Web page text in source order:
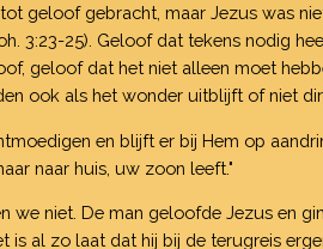
geloof gebracht, maar Jezus was
3:23-25). Geloof dat tekens nodig
geloof dat het niet alleen moet
ook als het wonder uitblijft of niet
en blijft er bij Hem op
naar huis, uw zoon leeft."
niet. De man geloofde Jezus en
is al zo laat dat hij bij de terugreis